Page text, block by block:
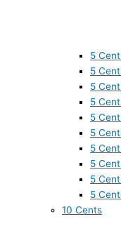
5
5
5
5
5
5
5
5
5
5
10 Cents